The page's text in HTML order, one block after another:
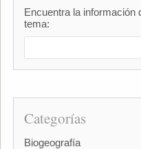
Encuentra la información
tema:
Categorías
Biogeografía